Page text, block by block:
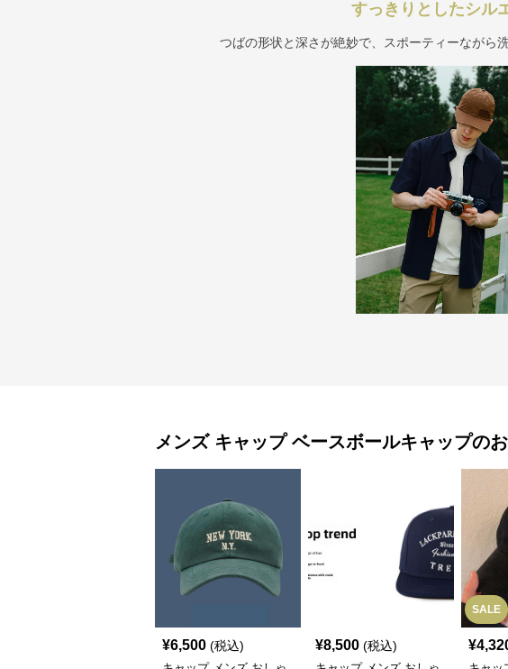
すっきりとしたシル
つばの形状と深さが絶妙で、スポーティーながら
メンズ キャップ ベースボールキャップの
¥6,500 (税込) ¥8,500 (税込)
SALE
¥